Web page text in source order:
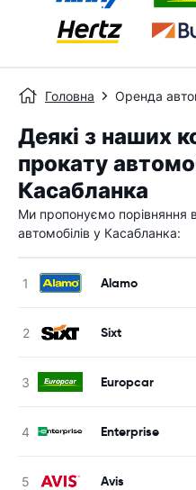
Головна Оренда
Деякі з наших
прокату
Касабланка
Ми пропонуємо порівняння
автомобілів у Касабланка:
Alamo
Sixt
Europcar
Enterprise
Avis